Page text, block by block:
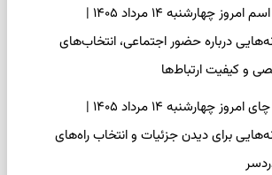
فال اسم امروز چهارشنبه ۱۴ مرداد ۱۴۰۵ |
درباره حضور اجتماعی، انتخاب‌های
و کیفیت ارتباط‌ها
فال چای امروز چهارشنبه ۱۴ مرداد ۱۴۰۵ |
برای دیدن جزئیات و انتخاب راه‌های